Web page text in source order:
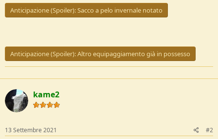
Anticipazione (Spoiler):Sacco a pelo invernale notato
Anticipazione (Spoiler):Altro equipaggiamento già in possesso
kame2
13 Settembre 2021 #2